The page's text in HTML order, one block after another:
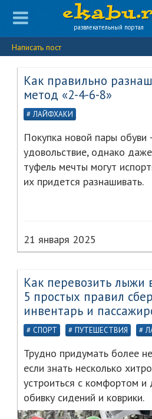
развлекательный портал
Написать пост
Как правильно
метод «2-4-6-8»
ЛАЙФХАКИ
Покупка новой пары обуви
удовольствие, однако
туфель мечты могут
их придется разнашивать.
21 января 2025
Как перевозить
5 простых правил
инвентарь и
СПОРТ ПУТЕШЕСТВИЯ
Трудно придумать более
если знать несколько
устроиться с комфортом
обивку сидений и коврики.